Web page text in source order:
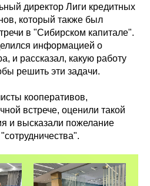
директор Лиги кредитных
который также был
в "Сибирском капитале".
информацией о
и рассказал, какую работу
решить эти задачи.
кооперативов,
встрече, оценили такой
и высказали пожелание